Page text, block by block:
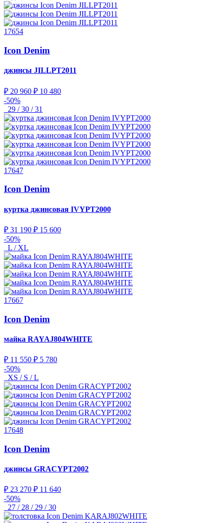
17654
Icon Denim
джинсы JILLPT2011
₽ 20 960 ₽ 10 480
-50%
29 / 30 / 31
17647
Icon Denim
куртка джинсовая IVYPT2000
₽ 31 190 ₽ 15 600
-50%
L / XL
17667
Icon Denim
майка RAYAJ804WHITE
₽ 11 550 ₽ 5 780
-50%
XS / S / L
17648
Icon Denim
джинсы GRACYPT2002
₽ 23 270 ₽ 11 640
-50%
27 / 28 / 29 / 30